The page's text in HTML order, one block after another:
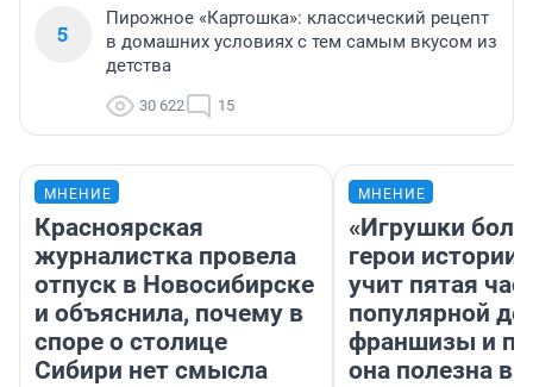
5
Пирожное «Картошка»: классический рецепт
в домашних условиях с тем самым вкусом из
детства
30 622 15
МНЕНИЕ
Красноярская
журналистка провела
отпуск в Новосибирске
и объяснила, почему в
споре о столице
Сибири нет смысла
МНЕНИЕ
«Игрушки
герои
учит пятая
популярной
франшизы и
она полезна